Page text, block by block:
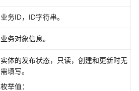
业务ID，ID字符串。
业务对象信息。
实体的发布状态，只读，创建和更新时无
需填写。
枚举值：